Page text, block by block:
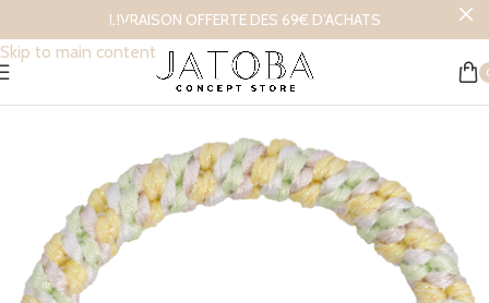
LIVRAISON OFFERTE DES 69€ D’ACHATS
Skip to navigation
Skip to main content
Accueil Mode et Accessoires